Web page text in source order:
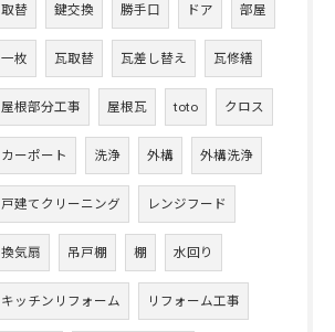
取替 鍵交換 勝手口 ドア 部屋
一枚 瓦取替 瓦差し替え 瓦修繕
屋根部分工事 屋根瓦 toto クロス
カーポート 洗浄 外構 外構洗浄
戸建てクリーニング レンジフード
換気扇 吊戸棚 棚 水回り
キッチンリフォーム リフォーム工事